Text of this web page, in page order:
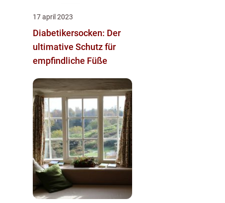
17 april 2023
Diabetikersocken: Der
ultimative Schutz für
empfindliche Füße